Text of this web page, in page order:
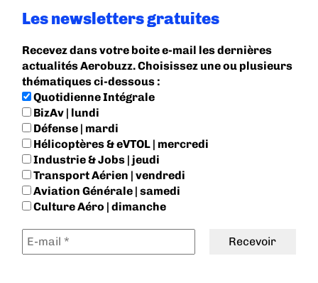
Les newsletters gratuites
Recevez dans votre boite e-mail les dernières
actualités Aerobuzz. Choisissez une ou plusieurs
thématiques ci-dessous :
Quotidienne Intégrale
BizAv | lundi
Défense | mardi
Hélicoptères & eVTOL | mercredi
Industrie & Jobs | jeudi
Transport Aérien | vendredi
Aviation Générale | samedi
Culture Aéro | dimanche